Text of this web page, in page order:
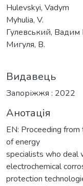
Hulevskyi, Vadym
Myhulia, V.
Гулевський,
Мигуля, В.
Видавець
Запоріжжя : 2022
Анотація
EN: Proceeding
of energy
specialists who deal
electrochemical
protection